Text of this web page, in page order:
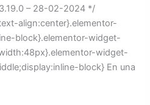
– 28-02-2024 */
align:center}.elementor-
block}.elementor-widget-
widget-
block} En una